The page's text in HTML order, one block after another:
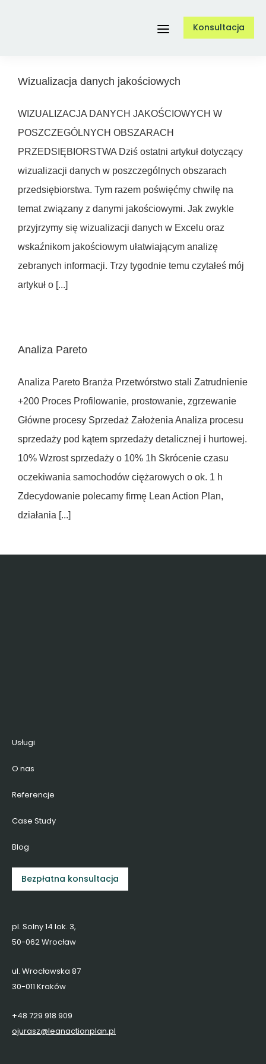
Toggle
Referencje
Case Study
Blog
Konsultacja
Wizualizacja danych jakościowych
WIZUALIZACJA DANYCH JAKOŚCIOWYCH W
POSZCZEGÓLNYCH OBSZARACH
PRZEDSIĘBIORSTWA Dziś ostatni artykuł dotyczący
wizualizacji danych w poszczególnych obszarach
przedsiębiorstwa. Tym razem poświęćmy chwilę na
temat związany z danymi jakościowymi. Jak zwykle
przyjrzymy się wizualizacji danych w Excelu oraz
wskaźnikom jakościowym ułatwiającym analizę
zebranych informacji. Trzy tygodnie temu czytałeś mój
artykuł o [...]
Analiza Pareto
Analiza Pareto Branża Przetwórstwo stali Zatrudnienie
+200 Proces Profilowanie, prostowanie, zgrzewanie
Główne procesy Sprzedaż Założenia Analiza procesu
sprzedaży pod kątem sprzedaży detalicznej i hurtowej.
10% Wzrost sprzedaży o 10% 1h Skrócenie czasu
oczekiwania samochodów ciężarowych o ok. 1 h
Zdecydowanie polecamy firmę Lean Action Plan,
działania [...]
Usługi
O nas
Referencje
Case Study
Blog
Bezpłatna konsultacja
pl. Solny 14 lok. 3,
50-062 Wrocław
ul. Wrocławska 87
30-011 Kraków
+48 729 918 909
ojurasz@leanactionplan.pl